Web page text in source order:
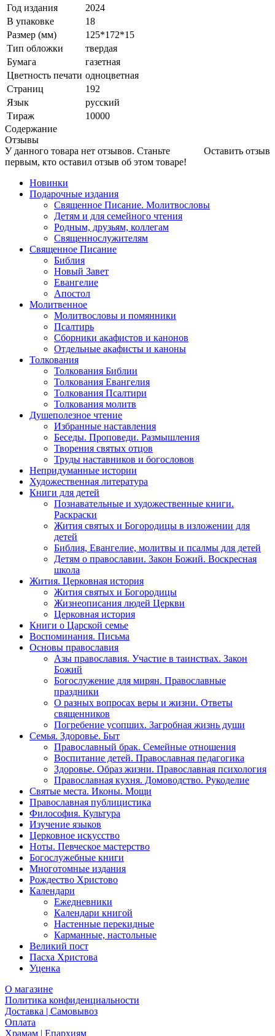
Год издания
2024
В упаковке
18
Размер (мм)
125*172*15
Тип обложки
твердая
Бумага
газетная
Цветность печати одноцветная
Страниц
192
Язык
русский
Тираж
10000
Содержание
Отзывы
Оставить отзыв
У данного товара нет отзывов. Станьте
первым, кто оставил отзыв об этом товаре!
Новинки
Подарочные издания
Священное Писание. Молитвословы
Детям и для семейного чтения
Родным, друзьям, коллегам
Священнослужителям
Священное Писание
Библия
Новый Завет
Евангелие
Апостол
Молитвенное
Молитвословы и помянники
Псалтирь
Сборники акафистов и канонов
Отдельные акафисты и каноны
Толкования
Толкования Библии
Толкования Евангелия
Толкования Псалтири
Толкования молитв
Душеполезное чтение
Избранные наставления
Беседы. Проповеди. Размышления
Творения святых отцов
Труды наставников и богословов
Непридуманные истории
Художественная литература
Книги для детей
Познавательные и художественные книги.
Раскраски
Жития святых и Богородицы в изложении для
детей
Библия, Евангелие, молитвы и псалмы для детей
Детям о православии. Закон Божий. Воскресная
школа
Жития. Церковная история
Жития святых и Богородицы
Жизнеописания людей Церкви
Церковная история
Книги о Царской семье
Воспоминания. Письма
Основы православия
Азы православия. Участие в таинствах. Закон
Божий
Богослужение для мирян. Православные
праздники
О разных вопросах веры и жизни. Ответы
священников
Погребение усопших. Загробная жизнь души
Семья. Здоровье. Быт
Православный брак. Семейные отношения
Воспитание детей. Православная педагогика
Здоровье. Образ жизни. Православная психология
Православная кухня. Домоводство. Рукоделие
Святые места. Иконы. Мощи
Православная публицистика
Философия. Культура
Изучение языков
Церковное искусство
Ноты. Певческое мастерство
Богослужебные книги
Многотомные издания
Рождество Христово
Календари
Ежедневники
Календари книгой
Настенные перекидные
Карманные, настольные
Великий пост
Пасха Христова
Уценка
О магазине
Политика конфиденциальности
Доставка | Самовывоз
Оплата
Храмам | Епархиям